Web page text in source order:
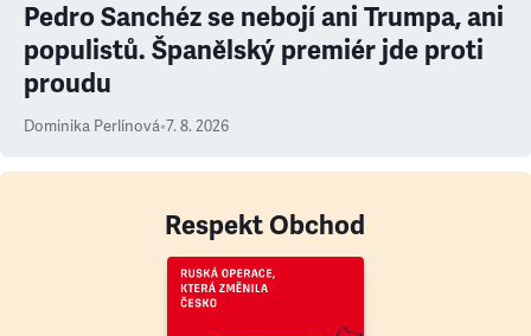
Pedro Sanchéz se nebojí ani Trumpa, ani
populistů. Španělský premiér jde proti
proudu
Dominika Perlínová•7. 8. 2026
Respekt Obchod